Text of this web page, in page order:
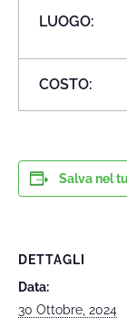
LUOGO:
COSTO:
Salva nel
DETTAGLI
Data:
30 Ottobre, 2024